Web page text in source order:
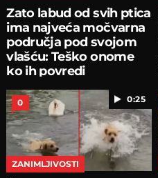
Zato labud od svih ptica
ima najveća močvarna
područja pod svojom
vlašću: Teško onome
ko ih povredi
0:25
0
ZANIMLJIVOSTI